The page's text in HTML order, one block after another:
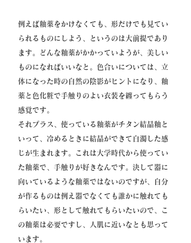
例えば釉薬をかけなくても、形だけでも見てい
られるものにしよう、というのは大前提であり
ます。どんな釉薬がかかっていようが、美しい
ものになればいいなと。色合いについては、立
体になった時の自然の陰影がヒントになり、釉
薬と色化粧で手触りのよい衣装を纏ってもらう
感覚です。
それプラス、使っている釉薬がチタン結晶釉と
いって、冷めるときに結晶ができて白濁した感
じが生まれます。これは大学時代から使ってい
た釉薬で、手触りが好きなんです。決して器に
向いているような釉薬ではないのですが、自分
が作るものは例え器でなくても誰かに触れても
らいたい、形として触れてもらいたいので、こ
の釉薬は必要ですし、人肌に近いなとも思って
います。